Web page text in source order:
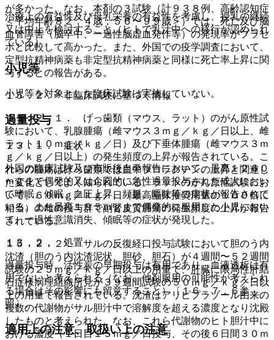
が多かった。なお、本剤の３試験（計９３８例、高齢認知症
＜平均年齢８２．４歳；５６〜９９歳＞）では、死亡及び脳
血管障害（脳卒中、一過性脳虚血発作等）の発現率がプラセ
ボと比較して高かった。また、外国での疫学調査において、
定型抗精神病薬も非定型抗精神病薬と同様に死亡率上昇に関
与するとの報告がある。
１５．２． 非臨床試験に基づく情報
１５．２．１． げっ歯類（マウス、ラット）のがん原性試
験において、乳腺腫瘍（雌マウス３ｍｇ／ｋｇ／日以上、雌
ラット１０ｍｇ／ｋｇ／日）及び下垂体腫瘍（雌マウス３ｍ
ｇ／ｋｇ／日以上）の発生頻度の上昇が報告されている。こ
れらの腫瘍はげっ歯類では血中プロラクチンの上昇と関連し
た変化としてよく知られている。ラットのがん原性試験にお
いて、６０ｍｇ／ｋｇ／日（最高臨床推奨用量の１００倍に
相当）の雌の投与群で副腎皮質腫瘍の発生頻度の上昇が報告
されている。
１５．２．２． サルの反復経口投与試験において胆のう内
沈渣（胆のう内沈渣泥状、胆砂、胆石）が４週間〜５２週間
試験の２５ｍｇ／ｋｇ／日以上の用量で、肝臓に限局性肝結
石症様病理組織所見が３９週間試験の５０ｍｇ／ｋｇ／日以
上の用量で報告されている。沈渣はアリピプラゾール由来の
複数の代謝物がサル胆汁中で溶解度を超える濃度となり沈殿
したものと考えられた。なお、これら代謝物のヒト胆汁中に
おける濃度（１日目１５ｍｇ／日投与、その後６日間３０ｍ
治療上の有益性及び母乳栄養の有益性を考慮し、授乳の継続
又は中止を検討すること（ヒトで乳汁中への移行が認められ
ている）。
小児等
小児等を対象とした臨床試験は実施していない。
過量投与
１３．１． 症状
外国の臨床試験及び市販後自発報告において、最高１２６０
ｍｇまで偶発的又は企図的に急性過量投与された成人におい
て嗜眠、傾眠、血圧上昇、頻脈、嘔吐等の症状が報告されて
いる。また最高１９５ｍｇまで偶発的に服用した小児におい
て、一過性意識消失、傾眠等の症状が発現した。
１３．２． 処置
過量投与時、活性炭の早期投与は有用であり、血液透析は有
用でないと考えられる（なお、他剤服用の可能性が考えられ
る場合はその影響にも留意すること）〔１６．７．６参
照〕。
適用上の注意、取扱い上の注意